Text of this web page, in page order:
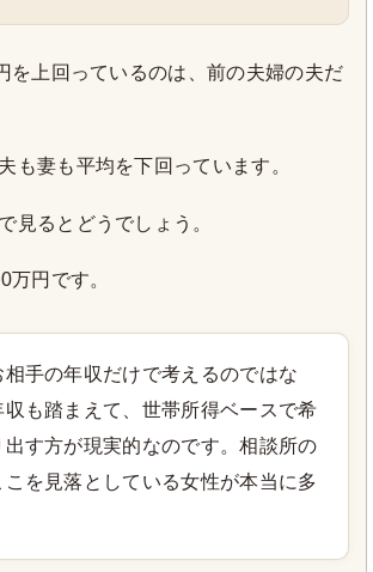
を上回っているのは、前の夫婦の夫だ
も妻も平均を下回っています。
見るとどうでしょう。
万円です。
手の年収だけで考えるのではな
収も踏まえて、世帯所得ベースで希
す方が現実的なのです。相談所の
を見落としている女性が本当に多